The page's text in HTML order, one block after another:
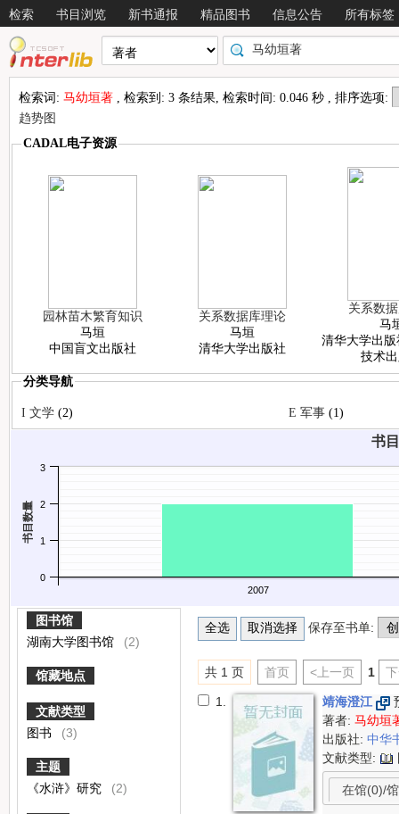
检索 书目浏览 新书通报 精品图书 信息公告 所有标签
检索词: 马幼垣著 , 检索到: 3 条结果, 检索时间: 0.046 秒 , 排序选项:
趋势图
CADAL电子资源
园林苗木繁育知识
马垣
中国盲文出版社
关系数据库理论
马垣
清华大学出版社
关系数
马
清华大学出
技术
分类导航
I 文学(2) E 军事(1)
书目数量
书
2007
0
1
2
3
图书馆
湖南大学图书馆
(2)
馆藏地点
文献类型
图书
(3)
主题
《水浒》研究
(2)
保存至书单:
共 1 页 首页 <上一页 1
1. 靖海澄江
著者:马幼垣
出版社:中华
文献类型:
在馆(0)/